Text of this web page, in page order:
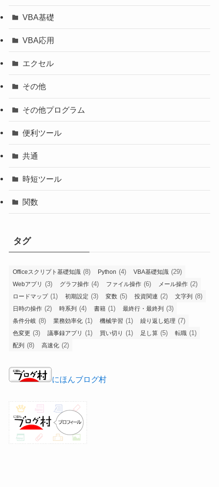
VBA基礎
VBA応用
エクセル
その他
その他プログラム
便利ツール
共通
時短ツール
関数
タグ
Officeスクリプト基礎知識 (8) Python (4) VBA基礎知識 (29)
Webアプリ (3) グラフ操作 (4) ファイル操作 (6) メール操作 (2)
ロードマップ(1) 初期設定 (3) 変数 (5) 投資関連 (2) 文字列 (8)
日時の操作 (2) 時系列 (4) 書籍 (1) 最終行・最終列 (3)
条件分岐 (8) 業務効率化 (1) 機械学習 (1) 繰り返し処理 (7)
色変更 (3) 議事録アプリ (1) 買い切り (1) 足し算 (5) 転職 (1)
配列 (8) 高速化 (2)
にほんブログ村